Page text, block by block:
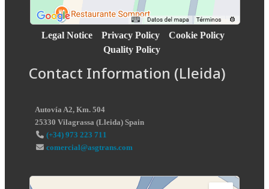
Legal Notice Privacy Policy
Cookie Policy
Quality Policy
Contact Information (Lleida)
Autovía A2, Km. 504
25330 Vilagrassa (Lleida) Spain
(+34) 973 223 711
comercial@asgtrans.com